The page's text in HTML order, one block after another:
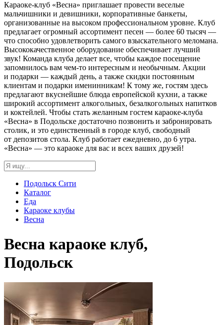
Караоке-клуб «Весна» приглашает провести веселые
мальчишники и девишники, корпоративные банкеты,
организованные на высоком профессиональном уровне. Клуб
предлагает огромный ассортимент песен — более 60 тысяч —
что способно удовлетворить самого взыскательного меломана.
Высококачественное оборудование обеспечивает лучший
звук! Команда клуба делает все, чтобы каждое посещение
запомнилось вам чем-то интересным и необычным. Акции
и подарки — каждый день, а также скидки постоянным
клиентам и подарки именинникам! К тому же, гостям здесь
предлагают вкуснейшие блюда европейской кухни, а также
широкий ассортимент алкогольных, безалкогольных напитков
и коктейлей. Чтобы стать желанным гостем караоке-клуба
«Весна» в Подольске достаточно позвонить и забронировать
столик, и это единственный в городе клуб, свободный
от депозитов стола. Клуб работает ежедневно, до 6 утра.
«Весна» — это караоке для вас и всех ваших друзей!
Подольск Сити
Каталог
Еда
Караоке клубы
Весна
Весна караоке клуб,
Подольск